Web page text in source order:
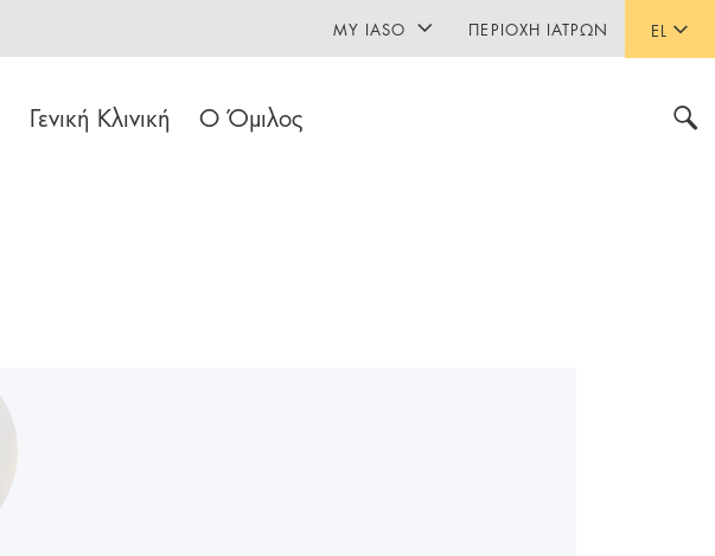
EL
Γενική Κλινική Ο Όμιλος
MY IASO ΠΕΡΙΟΧΉ ΙΑΤΡΏΝ